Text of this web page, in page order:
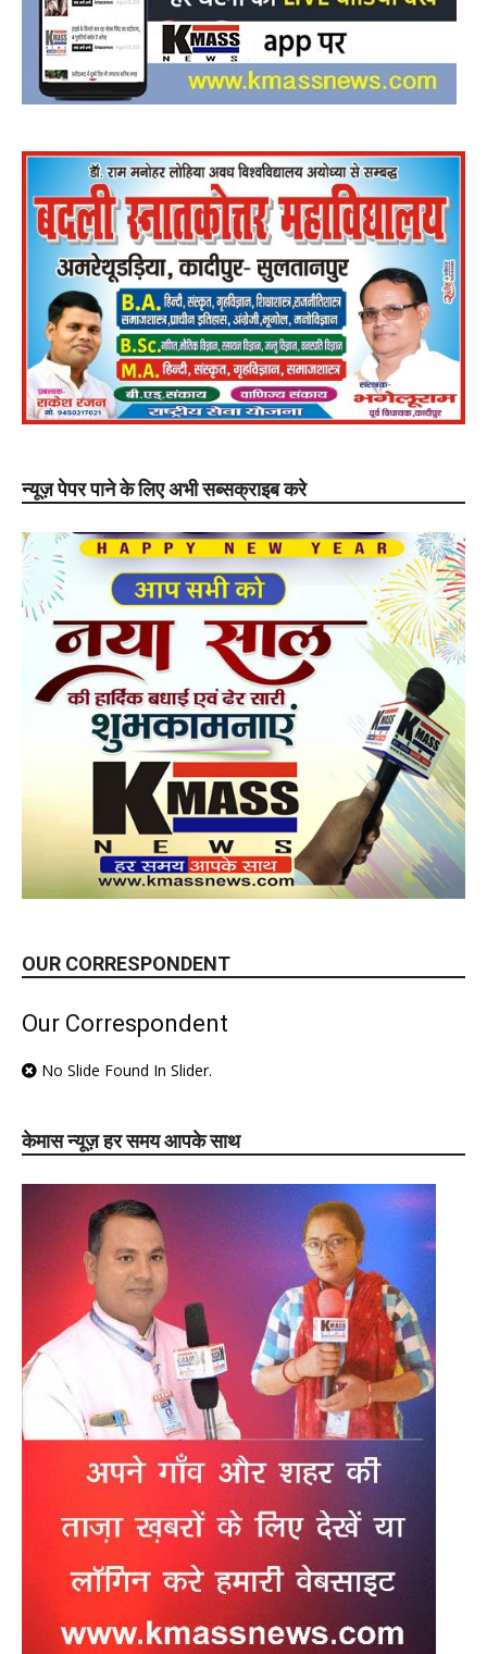
न्यूज़ पेपर पाने के लिए अभी सब्सक्राइब करे
OUR CORRESPONDENT
Our Correspondent
No Slide Found In Slider.
केमास न्यूज़ हर समय आपके साथ